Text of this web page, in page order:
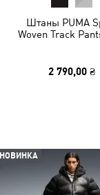
Штаны PUMA
Woven Track
2 790,00 ₴
НОВИНКА